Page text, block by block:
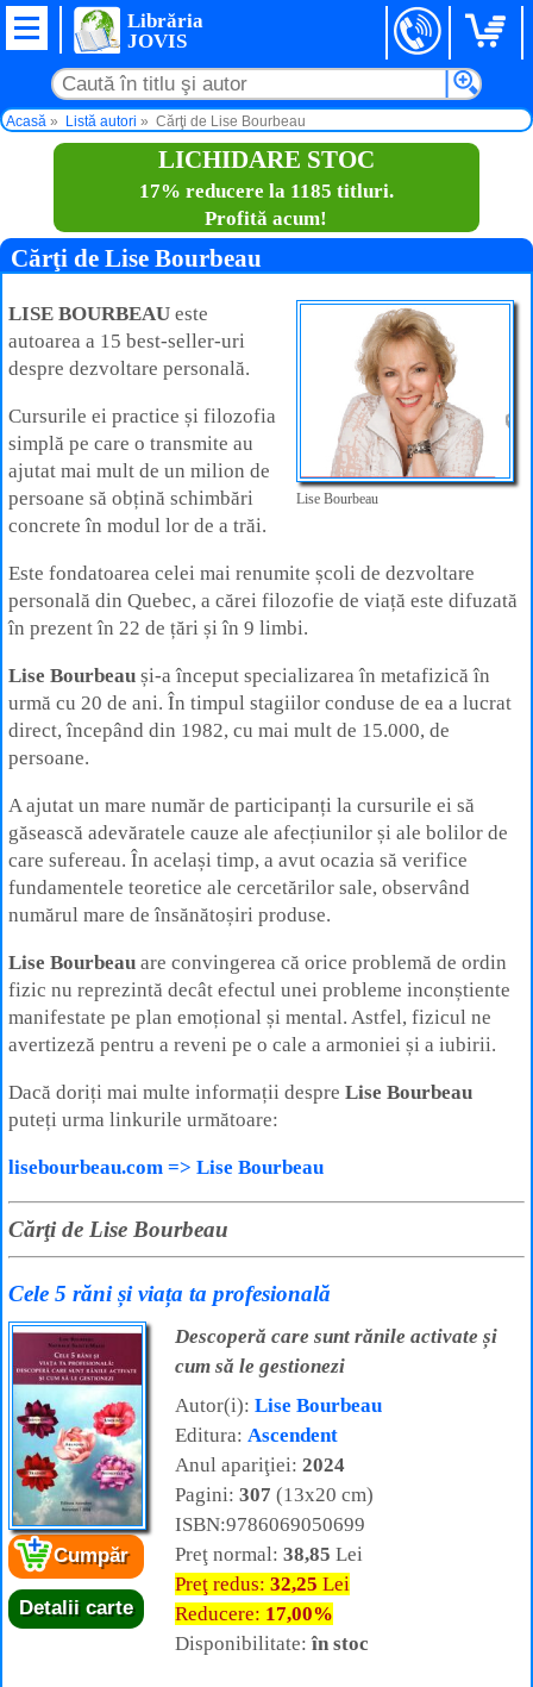
Librăria
JOVIS
Acasă Listă autori Cărţi de Lise Bourbeau
LICHIDARE STOC
17% reducere la 1185 titluri.
Profită acum!
Cărţi de Lise Bourbeau
Lise Bourbeau
LISE BOURBEAU este
autoarea a 15 best-seller-uri
despre dezvoltare personală.
Cursurile ei practice și filozofia
simplă pe care o transmite au
ajutat mai mult de un milion de
persoane să obțină schimbări
concrete în modul lor de a trăi.
Este fondatoarea celei mai renumite școli de dezvoltare
personală din Quebec, a cărei filozofie de viață este difuzată
în prezent în 22 de țări și în 9 limbi.
Lise Bourbeau și-a început specializarea în metafizică în
urmă cu 20 de ani. În timpul stagiilor conduse de ea a lucrat
direct, începând din 1982, cu mai mult de 15.000, de
persoane.
A ajutat un mare număr de participanți la cursurile ei să
găsească adevăratele cauze ale afecțiunilor și ale bolilor de
care sufereau. În același timp, a avut ocazia să verifice
fundamentele teoretice ale cercetărilor sale, observând
numărul mare de însănătoșiri produse.
Lise Bourbeau are convingerea că orice problemă de ordin
fizic nu reprezintă decât efectul unei probleme inconștiente
manifestate pe plan emoțional și mental. Astfel, fizicul ne
avertizeză pentru a reveni pe o cale a armoniei și a iubirii.
Dacă doriți mai multe informații despre Lise Bourbeau
puteți urma linkurile următoare:
lisebourbeau.com => Lise Bourbeau
Cărţi de Lise Bourbeau
Cele 5 răni și viața ta profesională
Cumpăr
Detalii carte
Descoperă care sunt rănile activate și
cum să le gestionezi
Autor(i): Lise Bourbeau
Editura: Ascendent
Anul apariţiei: 2024
Pagini: 307 (13x20 cm)
ISBN:9786069050699
Preţ normal: 38,85 Lei
Preţ redus: 32,25 Lei
Reducere: 17,00%
Disponibilitate:în stoc